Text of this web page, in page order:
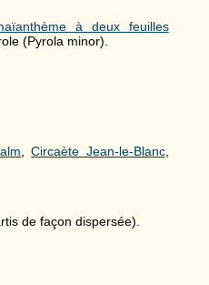
à deux feuilles
(Pyrola minor).
,Circaète Jean-le-Blanc,
de façon dispersée).